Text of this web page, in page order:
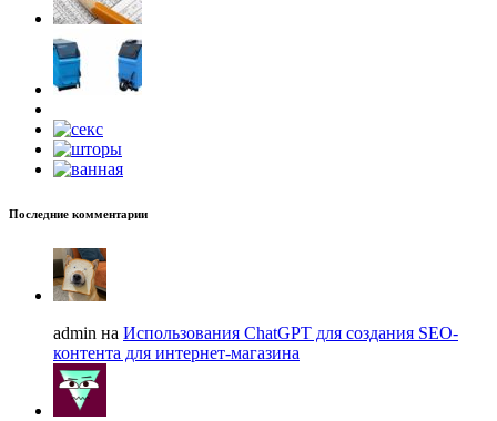
Последние комментарии
admin на Использования ChatGPT для создания SEO-
контента для интернет-магазина